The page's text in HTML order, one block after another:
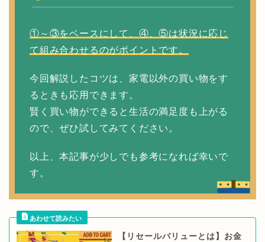
①～③をベースにして、④、⑤は状況に応じ
て組み合わせるのがポイントです。
今回解説したコツは、家電以外の買い物をす
るときも応用できます。
賢く買い物ができると生活の満足度も上がる
ので、ぜひ試してみてください。
以上、本記事が少しでも参考になれば幸いで
す。
【リセールバリューとは】お金